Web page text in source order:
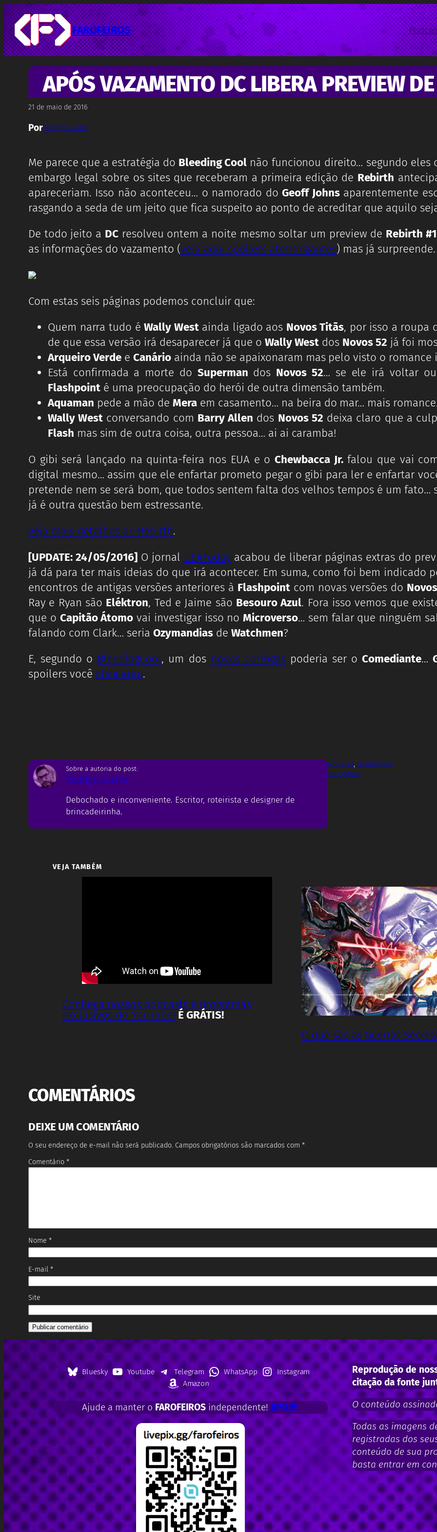
Pular
para
o
conteúdo
FAROFEIROS
APÓS VAZAMENTO DC LIBERA PREVIEW
21 de maio de 2016
PorRodrigo Castro
Me parece que a estratégia do Bleeding Cool não funcionou direito… segundo
embargo legal sobre os sites que receberam a primeira edição de Rebirth
apareceriam. Isso não aconteceu… o namorado doGeoff Johnsaparentemente
rasgando a seda de um jeito que fica suspeito ao ponto de acreditar que aquilo
De todo jeito a DCresolveu ontem a noite mesmo soltar um preview de Rebirth #1
as informações do vazamento (veja aqui spoilers aterrorizantes) mas já surpreende.
Com estas seis páginas podemos concluir que:
Quem narra tudo éWally Westainda ligado aos Novos Titãs, por isso a roupa
de que essa versão irá desaparecer já que o Wally West dos Novos 52 já foi
Arqueiro Verdee Canárioainda não se apaixonaram mas pelo visto o
Está confirmada a morte do Superman dos Novos 52… se ele irá voltar
Flashpointé uma preocupação do herói de outra dimensão também.
Aquaman pede a mão de Meraem casamento… na beira do mar… mais
Wally West conversando com Barry Allen dos Novos 52 deixa claro que a
Flash mas sim de outra coisa, outra pessoa… ai ai caramba!
O gibi será lançado na quinta-feira nos EUA e o Chewbacca Jr.falou que vai
digital mesmo… assim que ele enfartar prometo pegar o gibi para ler e enfartar
pretende nem se será bom, que todos sentem falta dos velhos tempos é um
já é outra questão bem estressante.
Veja mais detalhes de Rebirth.
[UPDATE: 24/05/2016]O jornal USAToday acabou de liberar páginas extras do
já dá para ter mais ideias do que irá acontecer. Em suma, como foi bem indicado
encontros de antigas versões anteriores à Flashpoint com novas versões do
Ray e Ryan são Eléktron, Ted e Jaime são Besouro Azul. Fora isso vemos que
que o Capitão Átomo vai investigar isso noMicroverso… sem falar que ninguém
falando com Clark… seria Ozymandiasde Watchmen?
E, segundo o BleedingCool, um dos novos Coringaspoderia ser oComediante…
spoilers você clica aqui.
Sobre a autoria do post:
Rodrigo Castro
Debochado e inconveniente. Escritor, roteirista e designer de
brincadeirinha.
Notícias, Quadrinhos
DC Comics
VEJA TAMBÉM
Conheça nossos podcasts e programas
exclusivos do YouTube! É GRÁTIS!
O que são as Guerras
COMENTÁRIOS
DEIXE UM COMENTÁRIO
O seu endereço de e-mail não será publicado. Campos obrigatórios são marcados com*
Comentário *
Nome *
E-mail *
Site
Bluesky Youtube Telegram WhatsApp
Instagram
Amazon
Ajude a manter o FAROFEIROS independente!APOIE!
Reprodução de
citação da fonte
O conteúdo
Todas as imagens
registradas dos
conteúdo de sua
basta entrar em